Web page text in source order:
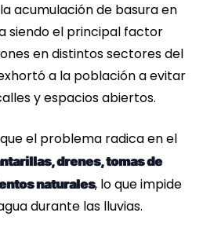
acumulación de basura en
siendo el principal factor
en distintos sectores del
a la población a evitar
y espacios abiertos.
el problema radica en el
drenes, tomas de
naturales, lo que impide
durante las lluvias.